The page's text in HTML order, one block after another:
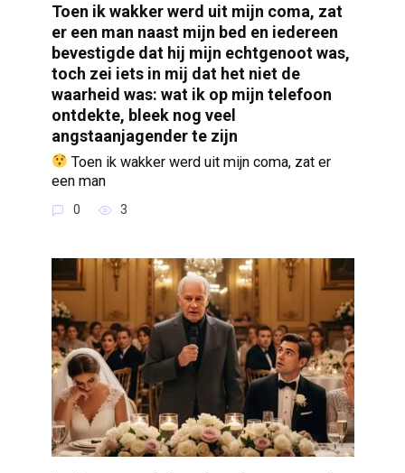
Toen ik wakker werd uit mijn coma, zat
er een man naast mijn bed en iedereen
bevestigde dat hij mijn echtgenoot was,
toch zei iets in mij dat het niet de
waarheid was: wat ik op mijn telefoon
ontdekte, bleek nog veel
angstaanjagender te zijn
Toen ik wakker werd uit mijn coma, zat er
een man
0 3